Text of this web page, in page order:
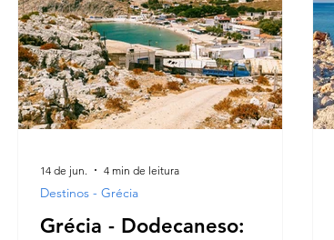
Grécia - Dodecaneso:
Destinos - Grécia
14 de jun. 4 min de leitura